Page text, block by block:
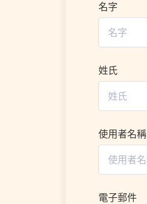
名字
姓氏
使用者名稱
電子郵件